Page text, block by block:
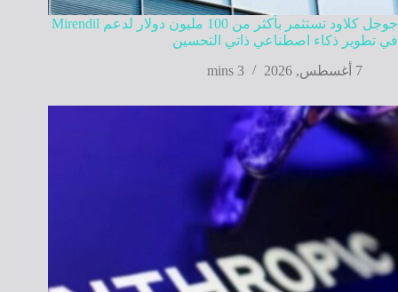
جوجل كلاود تستثمر بأكثر من 100 مليون دولار لدعم Mirendil
في تطوير ذكاء اصطناعي ذاتي التحسين
7 أغسطس, 2026
3 mins